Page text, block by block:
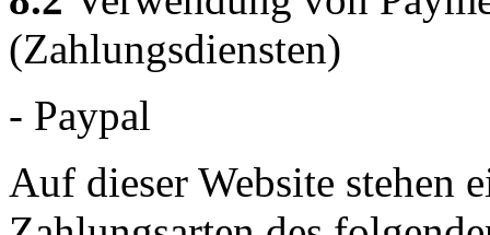
(Zahlungsdiensten)
- Paypal
Auf dieser Website stehen